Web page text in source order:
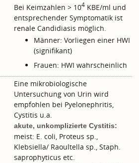
Bei Keimzahlen > 104 KBE/ml und
entsprechender Symptomatik ist
renale Candidiasis möglich.
Männer: Vorliegen einer HWI
(signifikant)
Frauen: HWI wahrscheinlich
Eine mikrobiologische
Untersuchung von Urin wird
empfohlen bei Pyelonephritis,
Cystitis u.a.
akute, unkomplizierte Cystitis:
meist: E. coli, Proteus sp.,
Klebsiella/ Raoultella sp., Staph.
saprophyticus etc.